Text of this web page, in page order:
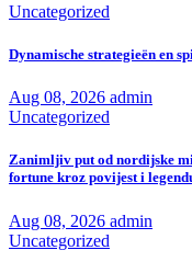
Uncategorized
Dynamische strategieën en
Aug 08, 2026 admin
Uncategorized
Zanimljiv put od nordijske
fortune kroz povijest i
Aug 08, 2026 admin
Uncategorized